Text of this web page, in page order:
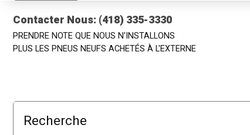
Contacter Nous: (418) 335-3330
PRENDRE NOTE QUE NOUS N'INSTALLONS
PLUS LES PNEUS NEUFS ACHETÉS À L'EXTERNE
Recherche